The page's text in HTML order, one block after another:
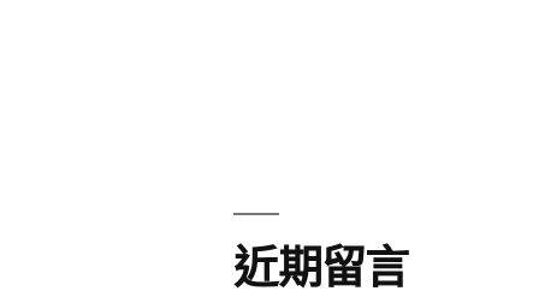
近期留言